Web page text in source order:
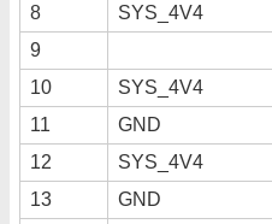
8
SYS_4V4
9
10
SYS_4V4
11
GND
12
SYS_4V4
13
GND